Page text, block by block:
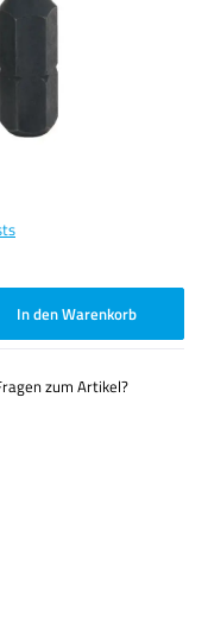
Schaltflächen um die Anzahl zu
In den Warenkorb
zum Artikel?